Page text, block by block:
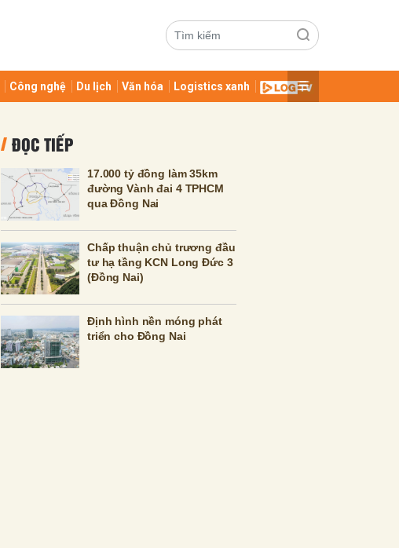
Công nghệ Du lịch Văn hóa Logistics xanh
ĐỌC TIẾP
17.000 tỷ đồng làm 35km
đường Vành đai 4 TPHCM
qua Đồng Nai
Chấp thuận chủ trương đầu
tư hạ tầng KCN Long Đức 3
(Đồng Nai)
Định hình nền móng phát
triển cho Đồng Nai
Gửi